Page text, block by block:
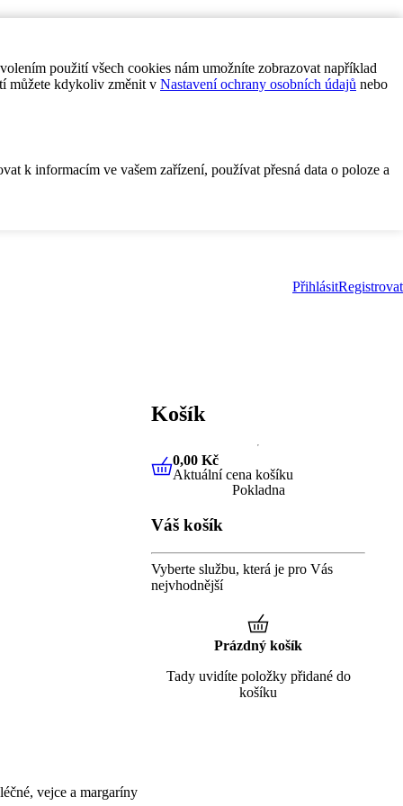
použití všech cookies nám umožníte zobrazovat například
můžete kdykoliv změnit v Nastavení ochrany osobních údajů nebo
k informacím ve vašem zařízení, používat přesná data o poloze a
PřihlásitRegistrovat
vejce a margaríny
Košík
0,00 KčAktuální cena košíku
0,00 Kč
Aktuální cena košíku
Pokladna
Váš košík
Vyberte službu, která je pro Vás
nejvhodnější
Prázdný košík
Tady uvidíte položky přidané do
košíku